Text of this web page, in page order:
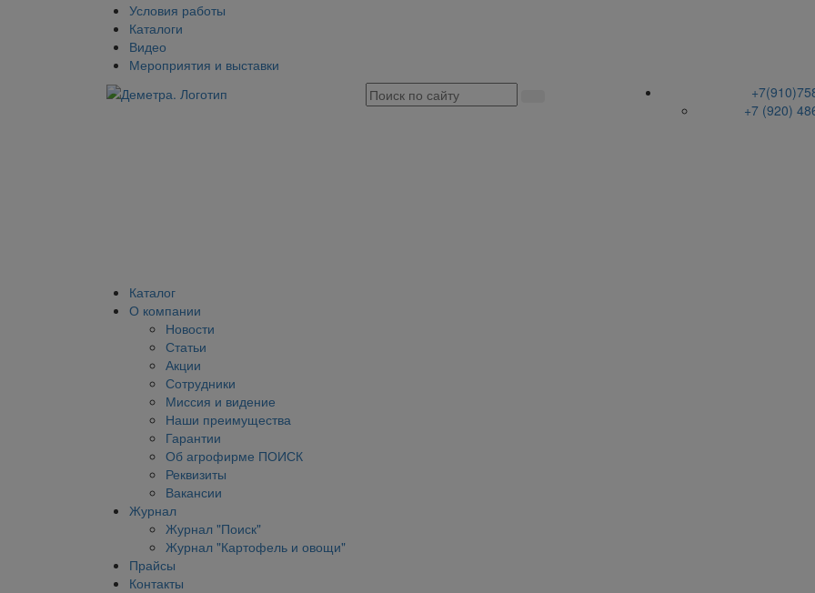
Условия работы
Каталоги
Видео
Мероприятия и выставки
+7 (920)
Каталог
О компании
Новости
Статьи
Акции
Сотрудники
Миссия и видение
Наши преимущества
Гарантии
Об агрофирме ПОИСК
Реквизиты
Вакансии
Журнал
Журнал "Поиск"
Журнал "Картофель и овощи"
Прайсы
Контакты